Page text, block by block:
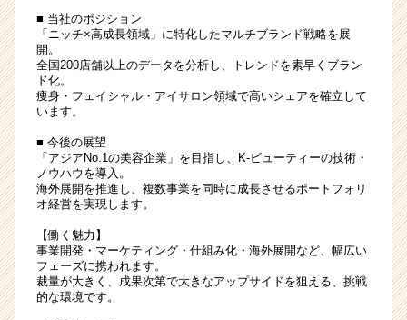
ト
届
イ
ト
ャ
リ
■ 当社のポジション
「ニッチ×高成長領域」に特化したマルチブランド戦略を展
開。
全国200店舗以上のデータを分析し、トレンドを素早くブラン
ド化。
痩身・フェイシャル・アイサロン領域で高いシェアを確立して
います。
■ 今後の展望
「アジアNo.1の美容企業」を目指し、K-ビューティーの技術・
ノウハウを導入。
海外展開を推進し、複数事業を同時に成長させるポートフォリ
オ経営を実現します。
【働く魅力】
事業開発・マーケティング・仕組み化・海外展開など、幅広い
フェーズに携われます。
裁量が大きく、成果次第で大きなアップサイドを狙える、挑戦
的な環境です。